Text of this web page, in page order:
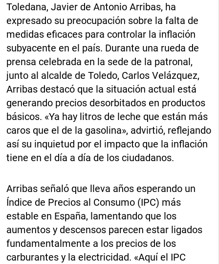
Toledana, Javier de Antonio Arribas, ha
expresado su preocupación sobre la falta de
medidas eficaces para controlar la inflación
subyacente en el país. Durante una rueda de
prensa celebrada en la sede de la patronal,
junto al alcalde de Toledo, Carlos Velázquez,
Arribas destacó que la situación actual está
generando precios desorbitados en productos
básicos. «Ya hay litros de leche que están más
caros que el de la gasolina», advirtió, reflejando
así su inquietud por el impacto que la inflación
tiene en el día a día de los ciudadanos.
Arribas señaló que lleva años esperando un
Índice de Precios al Consumo (IPC) más
estable en España, lamentando que los
aumentos y descensos parecen estar ligados
fundamentalmente a los precios de los
carburantes y la electricidad. «Aquí el IPC